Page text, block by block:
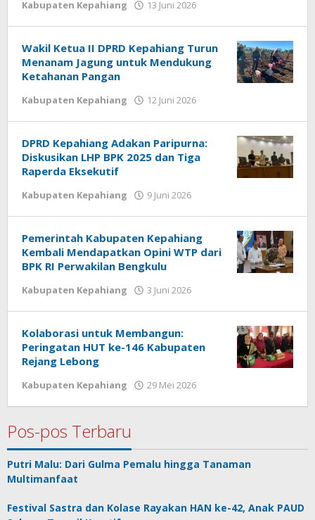
Kabupaten Kepahiang 13 Juni 2026
Wakil Ketua II DPRD Kepahiang Turun
Menanam Jagung untuk Mendukung
Ketahanan Pangan
Kabupaten Kepahiang 12 Juni 2026
DPRD Kepahiang Adakan Paripurna:
Diskusikan LHP BPK 2025 dan Tiga
Raperda Eksekutif
Kabupaten Kepahiang 9 Juni 2026
Pemerintah Kabupaten Kepahiang
Kembali Mendapatkan Opini WTP dari
BPK RI Perwakilan Bengkulu
Kabupaten Kepahiang 3 Juni 2026
Kolaborasi untuk Membangun:
Peringatan HUT ke-146 Kabupaten
Rejang Lebong
Kabupaten Kepahiang 29 Mei 2026
Pos-pos Terbaru
Putri Malu: Dari Gulma Pemalu hingga Tanaman
Multimanfaat
Festival Sastra dan Kolase Rayakan HAN ke-42, Anak PAUD